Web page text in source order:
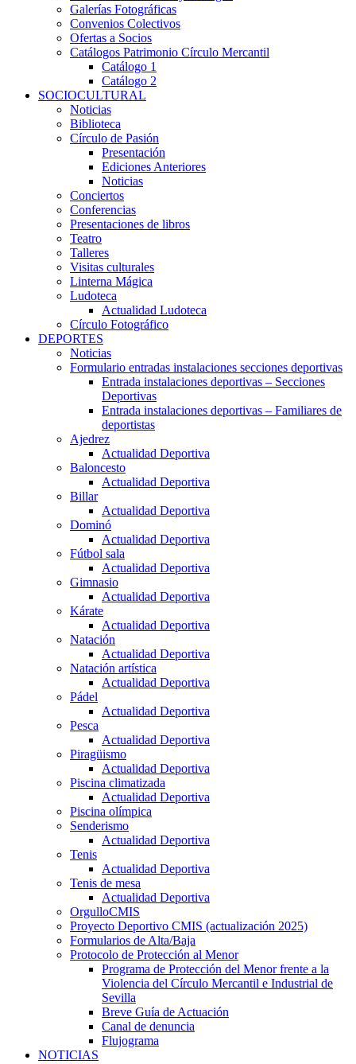
Galerías Fotográficas
Convenios Colectivos
Ofertas a Socios
Catálogos Patrimonio Círculo Mercantil
Catálogo 1
Catálogo 2
SOCIOCULTURAL
Noticias
Biblioteca
Círculo de Pasión
Presentación
Ediciones Anteriores
Noticias
Conciertos
Conferencias
Presentaciones de libros
Teatro
Talleres
Visitas culturales
Linterna Mágica
Ludoteca
Actualidad Ludoteca
Círculo Fotográfico
DEPORTES
Noticias
Formulario entradas instalaciones secciones deportivas
Entrada instalaciones deportivas – Secciones
Deportivas
Entrada instalaciones deportivas – Familiares de
deportistas
Ajedrez
Actualidad Deportiva
Baloncesto
Actualidad Deportiva
Billar
Actualidad Deportiva
Dominó
Actualidad Deportiva
Fútbol sala
Actualidad Deportiva
Gimnasio
Actualidad Deportiva
Kárate
Actualidad Deportiva
Natación
Actualidad Deportiva
Natación artística
Actualidad Deportiva
Pádel
Actualidad Deportiva
Pesca
Actualidad Deportiva
Piragüismo
Actualidad Deportiva
Piscina climatizada
Actualidad Deportiva
Piscina olímpica
Senderismo
Actualidad Deportiva
Tenis
Actualidad Deportiva
Tenis de mesa
Actualidad Deportiva
OrgulloCMIS
Proyecto Deportivo CMIS (actualización 2025)
Formularios de Alta/Baja
Protocolo de Protección al Menor
Programa de Protección del Menor frente a la
Violencia del Círculo Mercantil e Industrial de
Sevilla
Breve Guía de Actuación
Canal de denuncia
Flujograma
NOTICIAS